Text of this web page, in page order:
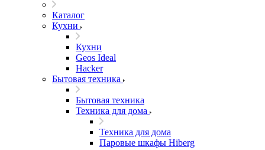
Каталог
Кухни
Кухни
Geos Ideal
Hacker
Бытовая техника
Бытовая техника
Техника для дома
Техника для дома
Паровые шкафы Hiberg